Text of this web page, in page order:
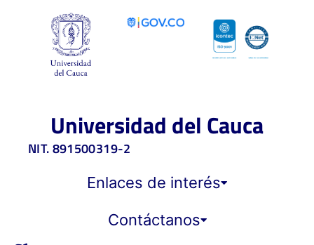
Universidad del Cauca
NIT. 891500319-2
Enlaces de interés
Contáctanos